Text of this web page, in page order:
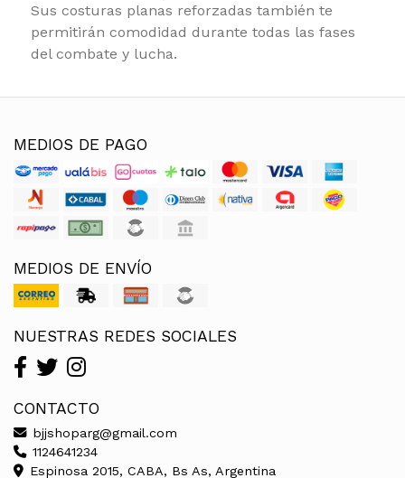
Sus costuras planas reforzadas también te
permitirán comodidad durante todas las fases
del combate y lucha.
MEDIOS DE PAGO
MEDIOS DE ENVÍO
NUESTRAS REDES SOCIALES
CONTACTO
bjjshoparg@gmail.com
1124641234
Espinosa 2015, CABA, Bs As, Argentina